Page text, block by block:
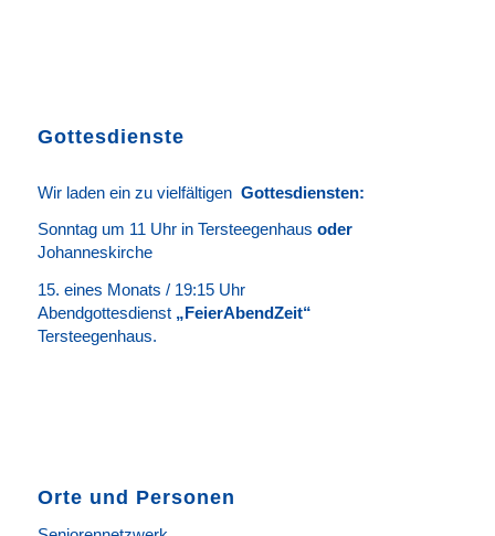
Gottesdienste
Wir laden ein zu vielfältigen Gottesdiensten:
Sonntag um 11 Uhr in Tersteegenhaus oder
Johanneskirche
15. eines Monats / 19:15 Uhr
Abendgottesdienst„FeierAbendZeit“
Tersteegenhaus.
Orte und Personen